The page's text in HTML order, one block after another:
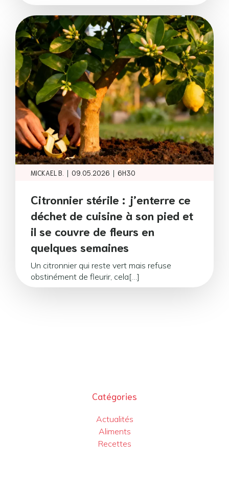
MICKAEL B. | 09.05.2026 | 6H30
Citronnier stérile : j’enterre ce
déchet de cuisine à son pied et
il se couvre de fleurs en
quelques semaines
Un citronnier qui reste vert mais refuse
obstinément de fleurir, cela[…]
Catégories
Actualités
Aliments
Recettes